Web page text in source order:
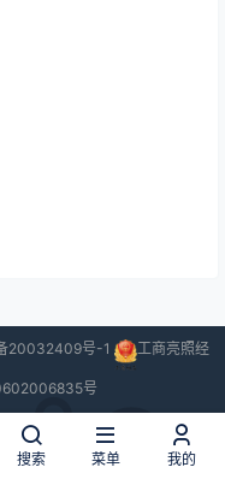
20032409号-1 工商亮照经
号
秒
搜索 菜单 我的